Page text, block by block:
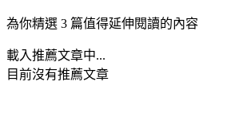
為你精選 3 篇值得延伸閱讀的內容
載入推薦文章中...
目前沒有推薦文章